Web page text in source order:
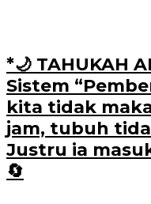
*🌙 TAHUKAH
Sistem
kita tidak
jam, tubuh
Justru ia
🔄